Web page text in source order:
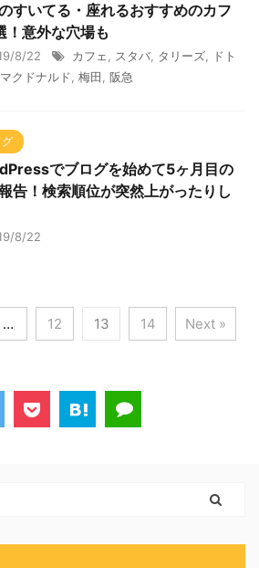
すいてる・座れるおすすめのカフ
！意外な穴場も
8/22 カフェ, スタバ, タリーズ, ドト
マクドナルド, 梅田, 阪急
グ
でブログを始めて5ヶ月目の
告！検索順位が突然上がったりし
8/22
… 12 13 14 Next »